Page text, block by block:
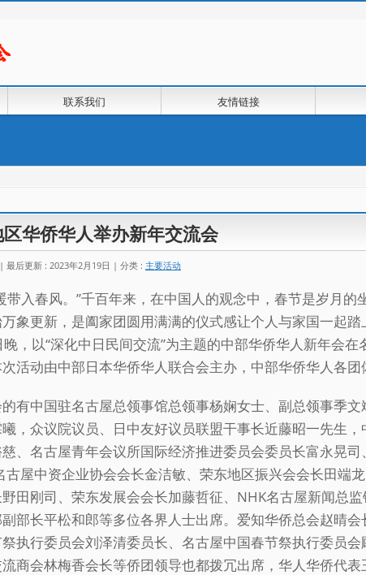
联系我们 友情链接
华侨华人举办新年交流会
最后更新 : 2023年2月19日 分类 : 主要活动
带入春风。”千百年来，在中国人的观念中，春节是岁月的
象更新，是阖家团圆用满满的仪式感让个人与家国一起踏
，以“深化中日民间交流”为主题的中部华侨华人新年会在
活动由中部日本华侨华人联合会主办，中部华侨华人各团
有中国驻名古屋总领事馆总领事杨娴女士、副总领事季文
，众议院议员、日中友好议员联盟干事长近藤昭一先生，
、名古屋青年会议所国际经济推进委员会委员长富永晃司
古屋中资企业协会会长金洁敏、荣东地区振兴会会长田端
田刚司、荣东发展会会长加藤哲征、NHK名古屋新闻总
部长平松和郎等多位各界人士出席。爱知华侨总会赵晴
执行委员会刘泽清委员长、名古屋中国春节祭执行委员会
商会林梅香会长等侨团领导也都拨冗出席，华人华侨代表